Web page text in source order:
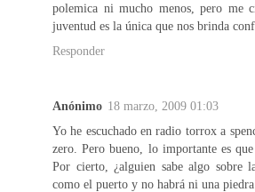
polemica ni mucho menos, pero me
juventud es la única que nos brinda
Responder
Anónimo 18 marzo, 2009 01:03
Yo he escuchado en radio torrox a
zero. Pero bueno, lo importante es
Por cierto, ¿alguien sabe algo sobre
como el puerto y no habrá ni una